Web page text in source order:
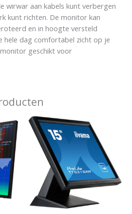
wirwar aan kabels kunt verbergen
kunt richten. De monitor kan
en in hoogte versteld
hele dag comfortabel zicht op je
geschikt voor